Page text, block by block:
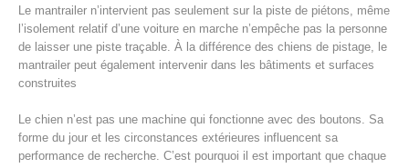
Le mantrailer n’intervient pas seulement sur la piste de piétons, même
l’isolement relatif d’une voiture en marche n’empêche pas la personne
de laisser une piste traçable. À la différence des chiens de pistage, le
mantrailer peut également intervenir dans les bâtiments et surfaces
construites
Le chien n’est pas une machine qui fonctionne avec des boutons. Sa
forme du jour et les circonstances extérieures influencent sa
performance de recherche. C’est pourquoi il est important que chaque